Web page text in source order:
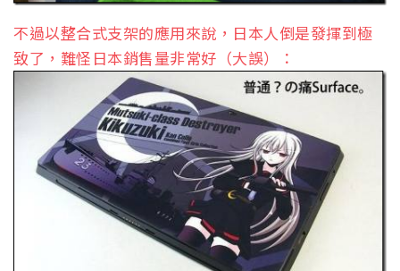
不過以整合式支架的應用來說，日本人倒是發揮到極
致了，難怪日本銷售量非常好（大誤）：